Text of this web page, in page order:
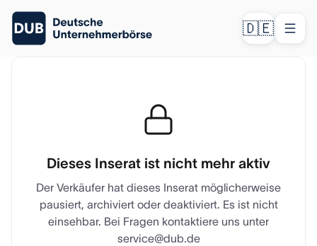
🇩🇪
Dieses Inserat ist nicht mehr aktiv
Der Verkäufer hat dieses Inserat möglicherweise
pausiert, archiviert oder deaktiviert. Es ist nicht
einsehbar. Bei Fragen kontaktiere uns unter
service@dub.de